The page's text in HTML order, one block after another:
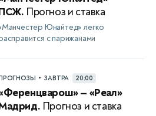
Прогноз и ставка
Юнайтед» легко
с парижанами
ПРОГНОЗЫ • ЗАВТРА 20:00
— «Реал»
Прогноз и ставка